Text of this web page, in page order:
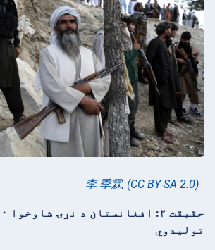
李 季霖, (CC BY-SA 2.0)
تولیدوي